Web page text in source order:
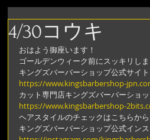
4/30コウキ
おはよう御座います！
ゴールデンウィーク前にスッキリしま
キングズバーバーショップ公式サイト
https://www.kingsbarbershop-
カット専門店キングズバーバーショ
https://www.kingsbarbershop-
ヘアスタイルのチェックはこちらから
キングズバーバーショップ公式イン